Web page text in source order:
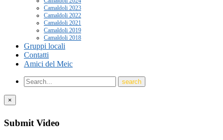
Camaldoli 2023
Camaldoli 2022
Camaldoli 2021
Camaldoli 2019
Camaldoli 2018
Gruppi locali
Contatti
Amici del Meic
×
Submit Video